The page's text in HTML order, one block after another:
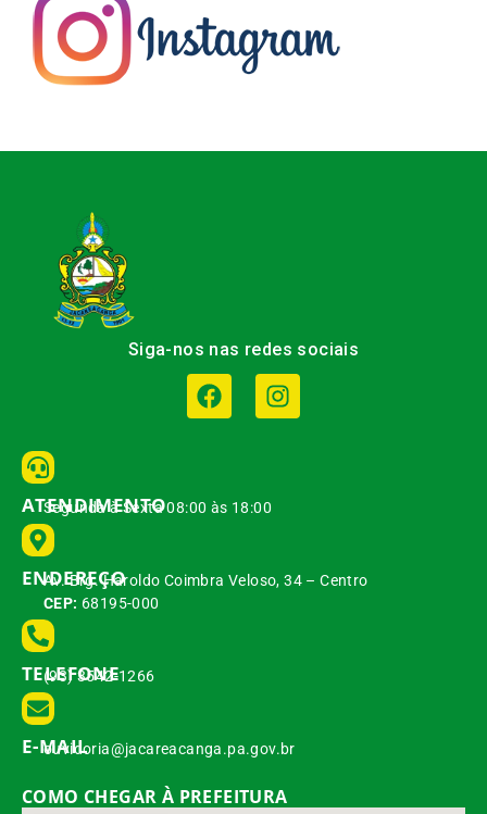
Siga-nos nas redes sociais
ATENDIMENTO
Segunda à Sexta 08:00 às 18:00
ENDEREÇO
Av. Brg. Haroldo Coimbra Veloso, 34 – Centro
CEP: 68195-000
TELEFONE
(93) 3542-1266
E-MAIL
ouvidoria@jacareacanga.pa.gov.br
COMO CHEGAR À PREFEITURA